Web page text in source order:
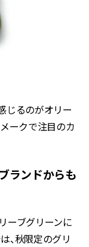
じるのがオリー
ークで注目のカ
ランドからも
ーブグリーンに
、秋限定のグリ